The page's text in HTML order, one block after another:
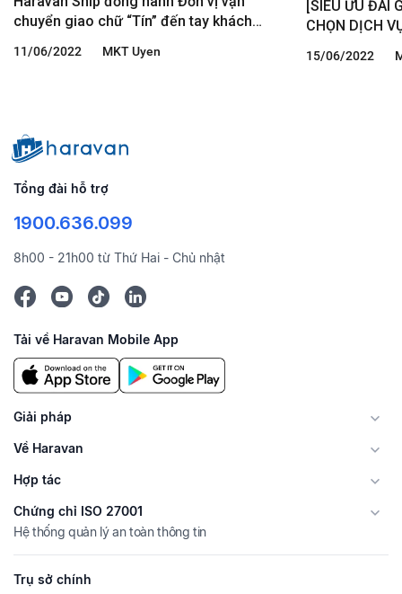
chuyển giao chữ “Tín” đến tay khách
11/06/2022 MKT Uyen
[SIÊU ƯU ĐÃI
CHỌN DỊCH
15/06/2022
Tổng đài hỗ trợ
1900.636.099
8h00 - 21h00 từ Thứ Hai - Chủ nhật
Tải về Haravan Mobile App
Giải pháp
Về Haravan
Hợp tác
Chứng chỉ ISO 27001
Hệ thống quản lý an toàn thông tin
Trụ sở chính